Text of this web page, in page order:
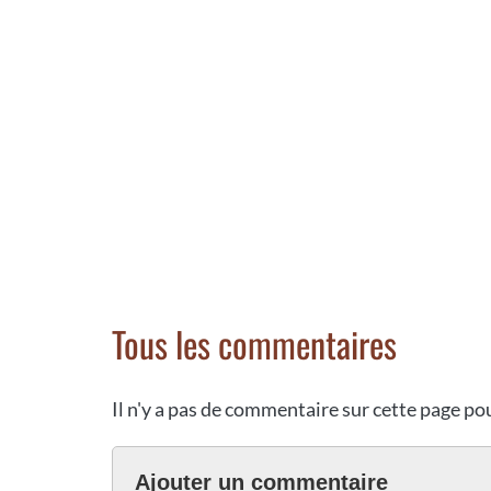
Tous les commentaires
Il n'y a pas de commentaire sur cette page
Ajouter un commentaire